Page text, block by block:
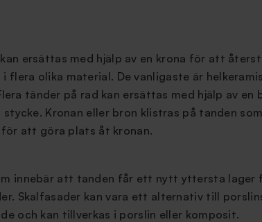
ersättas med hjälp av en krona för att
i flera olika material. De vanligaste är
tänder på rad kan ersättas med hjälp av en
Kronan eller bron klistras på tanden
att göra plats åt kronan.
innebär att tanden får ett nytt yttersta lager
Skalfasader kan vara ett alternativ till
och kan tillverkas i porslin eller komposit.